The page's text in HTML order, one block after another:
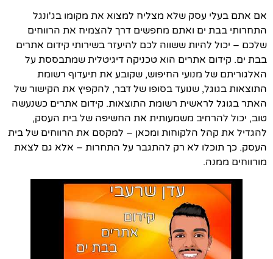
אם אתם בעלי עסק שלא מצליח למצוא את מקומו בג'ונגל
התחרותי בבת ים ואתם מחפשים דרך להצמיח את הרווחים
שלכם – יכול להיות ששווה לכם להיעזר בשירותי קידום אתרים
בבת ים. קידום אתרים הוא טכניקה דיגיטלית שמתבססת על
האלגוריתם של מנועי החיפוש, שקובע את תיעדוף רשומת
התוצאות בגוגל, שנועד בסופו של דבר, להקפיץ את הקישור של
האתר בגוגל לראשית רשומת התוצאות. קידום אתרים כשנעשה
טוב, יכול להרחיב משמעותית את החשיפה של בית העסק,
להגדיל את קהל הלקוחות ומכאן – למקסם את הרווחים של בית
העסק. כך תוכלו לא רק להתגבר על התחרות – אלא גם לצאת
מורווחים ממנה.